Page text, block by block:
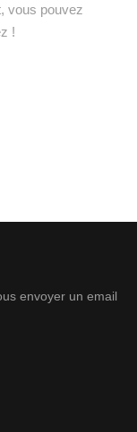
vous pouvez
!
envoyer un email